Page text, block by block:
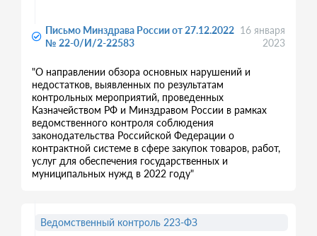
Письмо Минздрава России от 27.12.2022
№ 22-0/И/2-22583
16 января
2023
"О направлении обзора основных нарушений и
недостатков, выявленных по результатам
контрольных мероприятий, проведенных
Казначейством РФ и Минздравом России в рамках
ведомственного контроля соблюдения
законодательства Российской Федерации о
контрактной системе в сфере закупок товаров, работ,
услуг для обеспечения государственных и
муниципальных нужд в 2022 году"
Ведомственный контроль 223-ФЗ